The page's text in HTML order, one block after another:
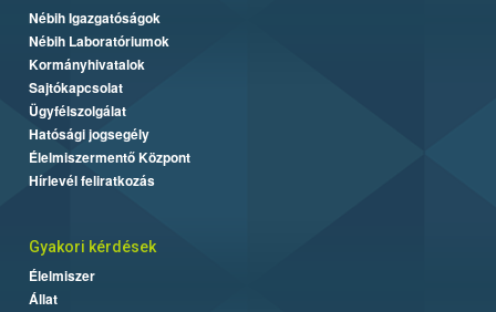
Nébih Igazgatóságok
Nébih Laboratóriumok
Kormányhivatalok
Sajtókapcsolat
Ügyfélszolgálat
Hatósági jogsegély
Élelmiszermentő Központ
Hírlevél feliratkozás
Gyakori kérdések
Élelmiszer
Állat